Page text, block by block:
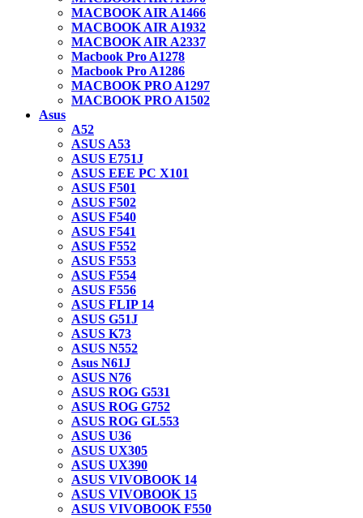
MACBOOK AIR A1466
MACBOOK AIR A1932
MACBOOK AIR A2337
Macbook Pro A1278
Macbook Pro A1286
MACBOOK PRO A1297
MACBOOK PRO A1502
Asus
A52
ASUS A53
ASUS E751J
ASUS EEE PC X101
ASUS F501
ASUS F502
ASUS F540
ASUS F541
ASUS F552
ASUS F553
ASUS F554
ASUS F556
ASUS FLIP 14
ASUS G51J
ASUS K73
ASUS N552
Asus N61J
ASUS N76
ASUS ROG G531
ASUS ROG G752
ASUS ROG GL553
ASUS U36
ASUS UX305
ASUS UX390
ASUS VIVOBOOK 14
ASUS VIVOBOOK 15
ASUS VIVOBOOK F550